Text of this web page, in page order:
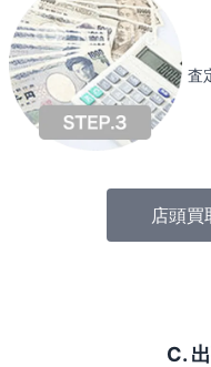
査
店頭買
C.